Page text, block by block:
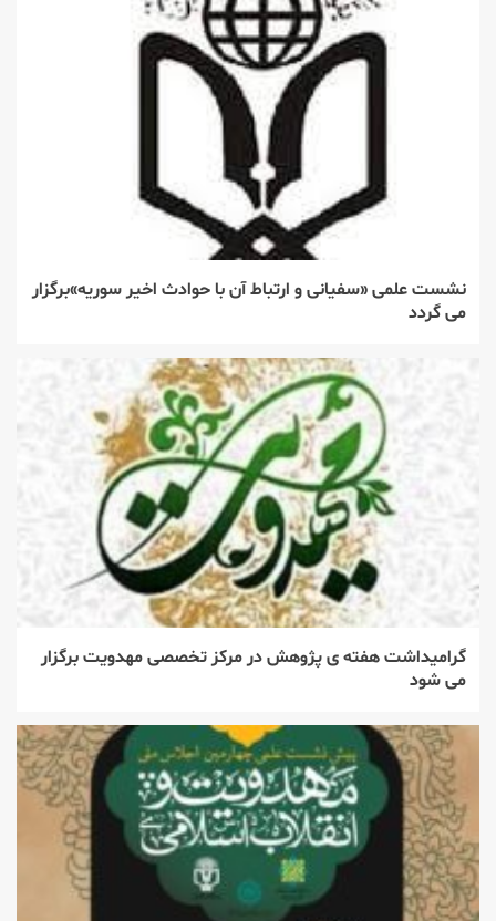
نشست علمی «سفیانی و ارتباط آن با حوادث اخیر سوریه»برگزار
می گردد
گرامیداشت هفته ی پژوهش در مرکز تخصصی مهدویت برگزار
می شود